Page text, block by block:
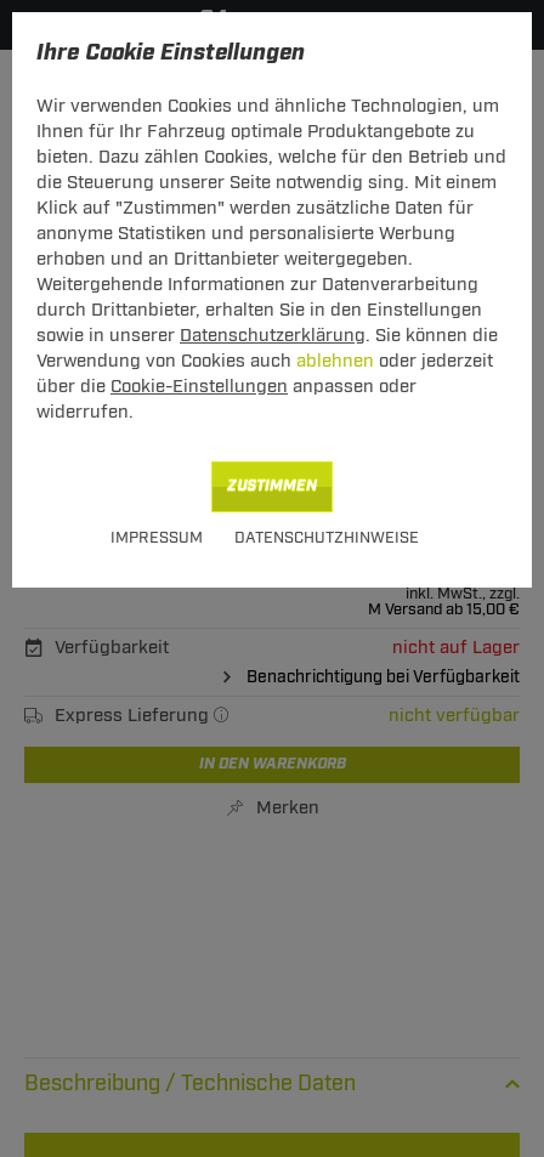
Ihre Cookie Einstellungen
Wir verwenden Cookies und ähnliche Technologien, um
Ihnen für Ihr Fahrzeug optimale Produktangebote zu
bieten. Dazu zählen Cookies, welche für den Betrieb und
die Steuerung unserer Seite notwendig sing. Mit einem
Klick auf "Zustimmen" werden zusätzliche Daten für
anonyme Statistiken und personalisierte Werbung
erhoben und an Drittanbieter weitergegeben.
Weitergehende Informationen zur Datenverarbeitung
durch Drittanbieter, erhalten Sie in den Einstellungen
sowie in unserer Datenschutzerklärung. Sie können die
Verwendung von Cookies auch ablehnen oder jederzeit
über die Cookie-Einstellungen anpassen oder
widerrufen.
IMPRESSUM DATENSCHUTZHINWEISE
ZUSTIMMEN
vorheriger Artikel nächster Artikel
Schwenkmodul für Kasten / Bus mit
Scharnier auf der linken Seite
ausschließlich für Fahrradträger geeignet
Unser Preis
593,50 €
inkl. MwSt., zzgl.
M Versand ab 15,00 €
Verfügbarkeit nicht auf Lager
Benachrichtigung bei Verfügbarkeit
Express Lieferung nicht verfügbar
IN DEN WARENKORB
Merken
Technische Daten